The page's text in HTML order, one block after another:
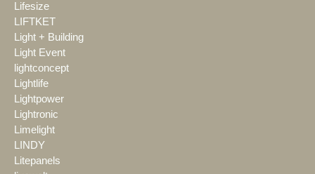
Lifesize
LIFTKET
Light + Building
Light Event
lightconcept
Lightlife
Lightpower
Lightronic
Limelight
LINDY
Litepanels